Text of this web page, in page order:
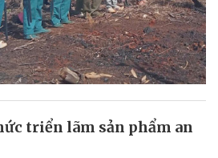
triển lãm sản phẩm an